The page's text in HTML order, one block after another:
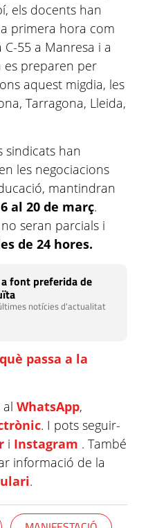
els docents han
primera hora com
55 a Manresa i a
es preparen per
aquest migdia, les
Tarragona, Lleida,
sindicats han
les negociacions
mantindran
al 20 de març.
seran parcials i
de 24 hores.
font preferida de
notícies d'actualitat
passa a la
WhatsApp,
. I pots seguir-
i Instagram . També
informació de la
.